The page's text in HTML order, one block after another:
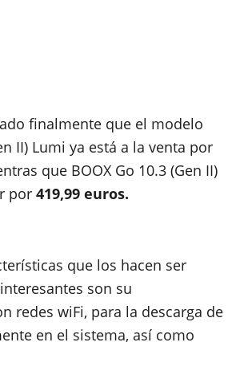
finalmente que el modelo
II) Lumi ya está a la venta por
que BOOX Go 10.3 (Gen II)
por 419,99 euros.
que los hacen ser
son su
redes wiFi, para la descarga de
en el sistema, así como